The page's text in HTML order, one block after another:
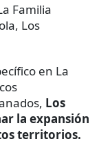
Familia
Los
en La
Los
la expansión
territorios.